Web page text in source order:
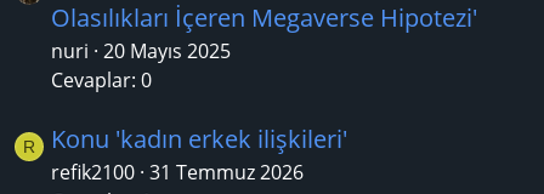
Olasılıkları İçeren Megaverse Hipotezi'
nuri 20 Mayıs 2025
Cevaplar: 0
R Konu 'kadın erkek ilişkileri'
refik2100 31 Temmuz 2026